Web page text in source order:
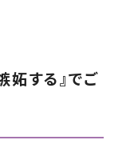
妬する』でご